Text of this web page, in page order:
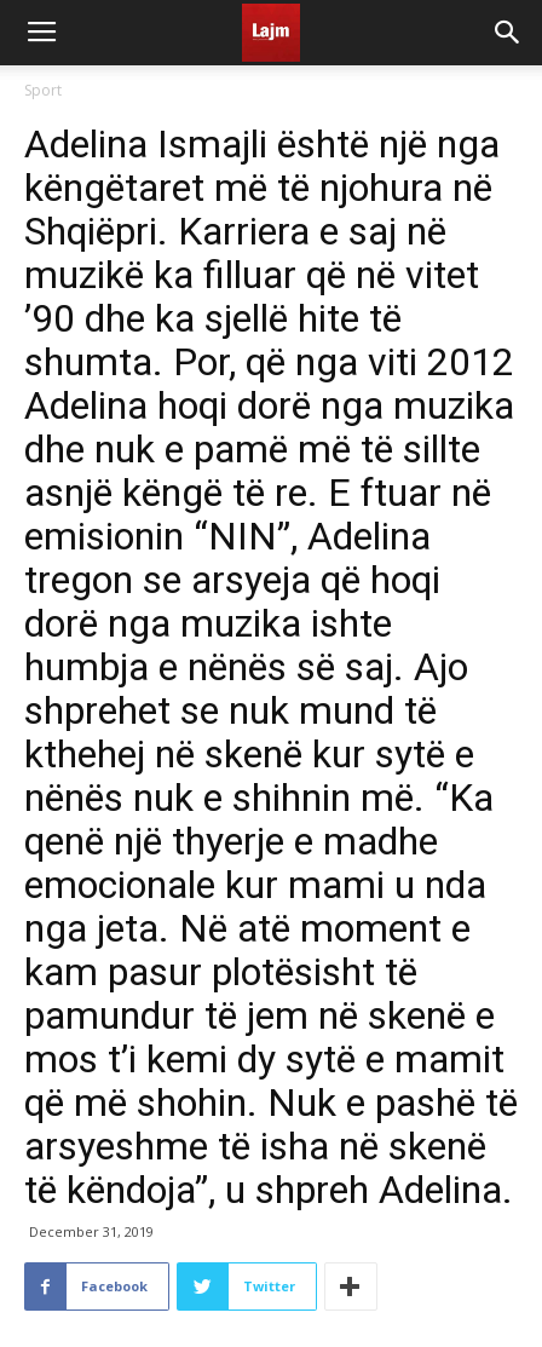
Sport
Adelina Ismajli është një nga
këngëtaret më të njohura në
Shqiëpri. Karriera e saj në
muzikë ka filluar që në vitet
’90 dhe ka sjellë hite të
shumta. Por, që nga viti 2012
Adelina hoqi dorë nga muzika
dhe nuk e pamë më të sillte
asnjë këngë të re. E ftuar në
emisionin “NIN”, Adelina
tregon se arsyeja që hoqi
dorë nga muzika ishte
humbja e nënës së saj. Ajo
shprehet se nuk mund të
kthehej në skenë kur sytë e
nënës nuk e shihnin më. “Ka
qenë një thyerje e madhe
emocionale kur mami u nda
nga jeta. Në atë moment e
kam pasur plotësisht të
pamundur të jem në skenë e
mos t’i kemi dy sytë e mamit
që më shohin. Nuk e pashë të
arsyeshme të isha në skenë
të këndoja”, u shpreh Adelina.
December 31, 2019
Facebook Twitter